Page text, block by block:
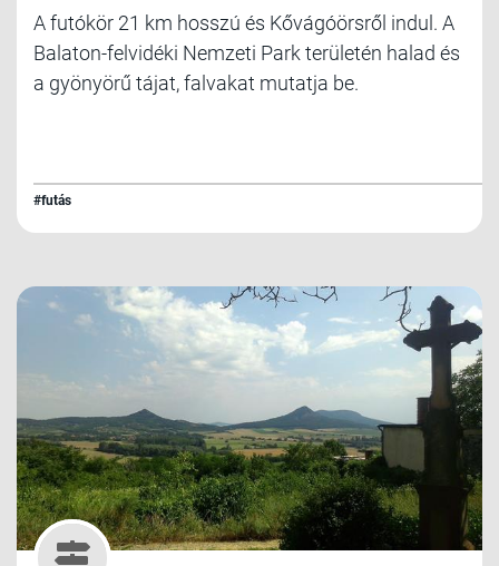
A futókör 21 km hosszú és Kővágóörsről indul. A
Balaton-felvidéki Nemzeti Park területén halad és
a gyönyörű tájat, falvakat mutatja be.
#futás